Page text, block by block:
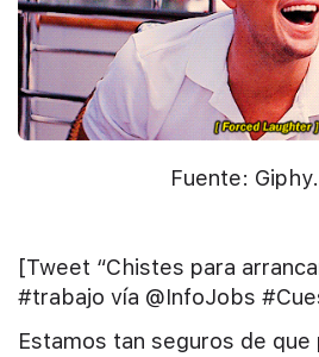
Fuente:
[Tweet “Chistes para
#trabajo vía @InfoJobs
Estamos tan seguros de que